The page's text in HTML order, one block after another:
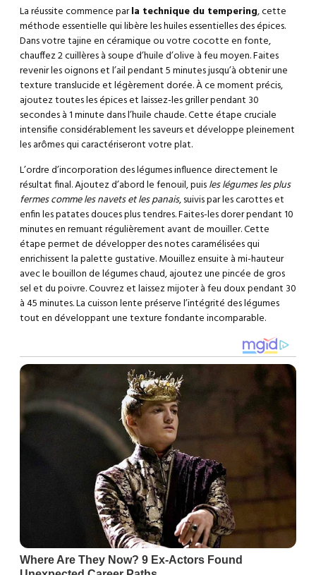
La réussite commence parla technique du tempering, cette
méthode essentielle qui libère les huiles essentielles des épices.
Dans votre tajine en céramique ou votre cocotte en fonte,
chauffez 2 cuillères à soupe d’huile d’olive à feu moyen. Faites
revenir les oignons et l’ail pendant 5 minutes jusqu’à obtenir une
texture translucide et légèrement dorée. À ce moment précis,
ajoutez toutes les épices et laissez-les griller pendant 30
secondes à 1 minute dans l’huile chaude. Cette étape cruciale
intensifie considérablement les saveurs et développe pleinement
les arômes qui caractériseront votre plat.
L’ordre d’incorporation des légumes influence directement le
résultat final. Ajoutez d’abord le fenouil, puisles légumes les plus
fermes comme les navets et les panais, suivis par les carottes et
enfin les patates douces plus tendres. Faites-les dorer pendant 10
minutes en remuant régulièrement avant de mouiller. Cette
étape permet de développer des notes caramélisées qui
enrichissent la palette gustative. Mouillez ensuite à mi-hauteur
avec le bouillon de légumes chaud, ajoutez une pincée de gros
sel et du poivre. Couvrez et laissez mijoter à feu doux pendant 30
à 45 minutes. La cuisson lente préserve l’intégrité des légumes
tout en développant une texture fondante incomparable.